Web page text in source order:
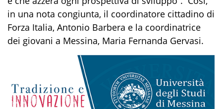
in una nota congiunta, il coordinatore cittadino di
Forza Italia, Antonio Barbera e la coordinatrice
dei giovani a Messina, Maria Fernanda Gervasi.